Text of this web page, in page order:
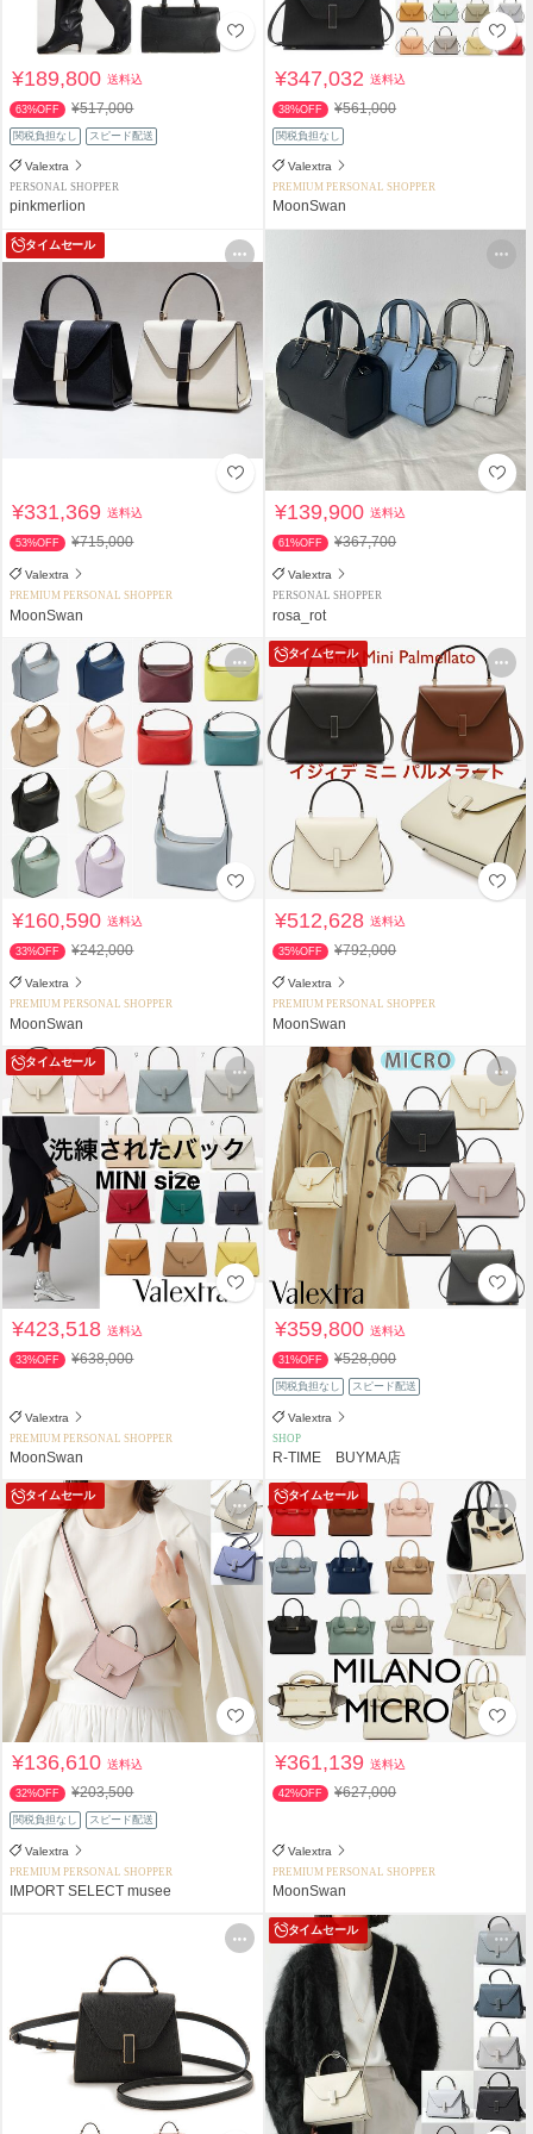
¥189,800送料込
63%OFF ¥517,000
関税負担なし スピード配送
Valextra
PERSONAL SHOPPER
pinkmerlion
¥347,032送料込
38%OFF ¥561,000
関税負担なし
Valextra
PREMIUM PERSONAL SHOPPER
MoonSwan
タイムセール
¥331,369送料込
53%OFF ¥715,000
Valextra
PREMIUM PERSONAL SHOPPER
MoonSwan
¥139,900送料込
61%OFF ¥367,700
Valextra
PERSONAL SHOPPER
rosa_rot
¥160,590送料込
33%OFF ¥242,000
Valextra
PREMIUM PERSONAL SHOPPER
MoonSwan
タイムセール
¥512,628送料込
35%OFF ¥792,000
Valextra
PREMIUM PERSONAL SHOPPER
MoonSwan
タイムセール
¥423,518送料込
33%OFF ¥638,000
Valextra
PREMIUM PERSONAL SHOPPER
MoonSwan
¥359,800送料込
31%OFF ¥528,000
関税負担なし スピード配送
Valextra
SHOP
R-TIME BUYMA店
タイムセール
¥136,610送料込
32%OFF ¥203,500
関税負担なし スピード配送
Valextra
PREMIUM PERSONAL SHOPPER
IMPORT SELECT musee
タイムセール
¥361,139送料込
42%OFF ¥627,000
Valextra
PREMIUM PERSONAL SHOPPER
MoonSwan
タイムセール